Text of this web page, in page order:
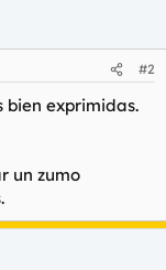
#2
bien exprimidas.
un zumo